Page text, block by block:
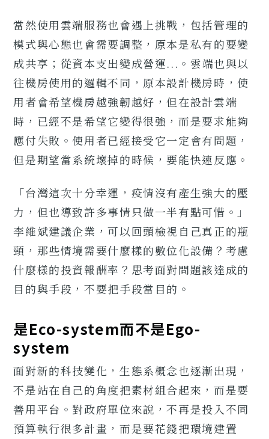
當然使用雲端服務也會遇上挑戰，包括管理的
模式與心態也會需要調整，原本是私有的要變
成共享；從資本支出變成營運...。雲端也與以
往機房使用的邏輯不同，原本設計機房時，使
用者會希望機房越強韌越好，但在設計雲端
時，已經不是希望它變得很強，而是要求能夠
應付失敗。使用者已經接受它一定會有問題，
但是期望當系統壞掉的時候，要能快速反應。
「台灣這次十分幸運，疫情沒有產生強大的壓
力，但也導致許多事情只做一半有點可惜。」
李維斌建議企業，可以回頭檢視自己真正的瓶
頸，那些情境需要什麼樣的數位化設備？考慮
什麼樣的投資報酬率？思考面對問題該達成的
目的與手段，不要把手段當目的。
是Eco-system而不是Ego-
system
面對新的科技變化，生態系概念也逐漸出現，
不是站在自己的角度把素材組合起來，而是要
善用平台。對政府單位來說，不再是投入不同
預算執行很多計畫，而是要花錢把環境建置